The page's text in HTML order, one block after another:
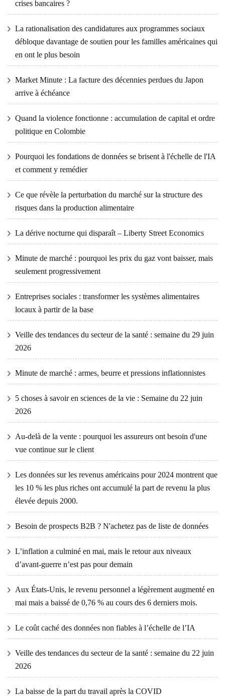
crises bancaires ?
La rationalisation des candidatures aux programmes sociaux
débloque davantage de soutien pour les familles américaines qui
en ont le plus besoin
Market Minute : La facture des décennies perdues du Japon
arrive à échéance
Quand la violence fonctionne : accumulation de capital et ordre
politique en Colombie
Pourquoi les fondations de données se brisent à l'échelle de l'IA
et comment y remédier
Ce que révèle la perturbation du marché sur la structure des
risques dans la production alimentaire
La dérive nocturne qui disparaît – Liberty Street Economics
Minute de marché : pourquoi les prix du gaz vont baisser, mais
seulement progressivement
Entreprises sociales : transformer les systèmes alimentaires
locaux à partir de la base
Veille des tendances du secteur de la santé : semaine du 29 juin
2026
Minute de marché : armes, beurre et pressions inflationnistes
5 choses à savoir en sciences de la vie : Semaine du 22 juin
2026
Au-delà de la vente : pourquoi les assureurs ont besoin d'une
vue continue sur le client
Les données sur les revenus américains pour 2024 montrent que
les 10 % les plus riches ont accumulé la part de revenu la plus
élevée depuis 2000.
Besoin de prospects B2B ? N'achetez pas de liste de données
L’inflation a culminé en mai, mais le retour aux niveaux
d’avant-guerre n’est pas pour demain
Aux États-Unis, le revenu personnel a légèrement augmenté en
mai mais a baissé de 0,76 % au cours des 6 derniers mois.
Le coût caché des données non fiables à l’échelle de l’IA
Veille des tendances du secteur de la santé : semaine du 22 juin
2026
La baisse de la part du travail après la COVID